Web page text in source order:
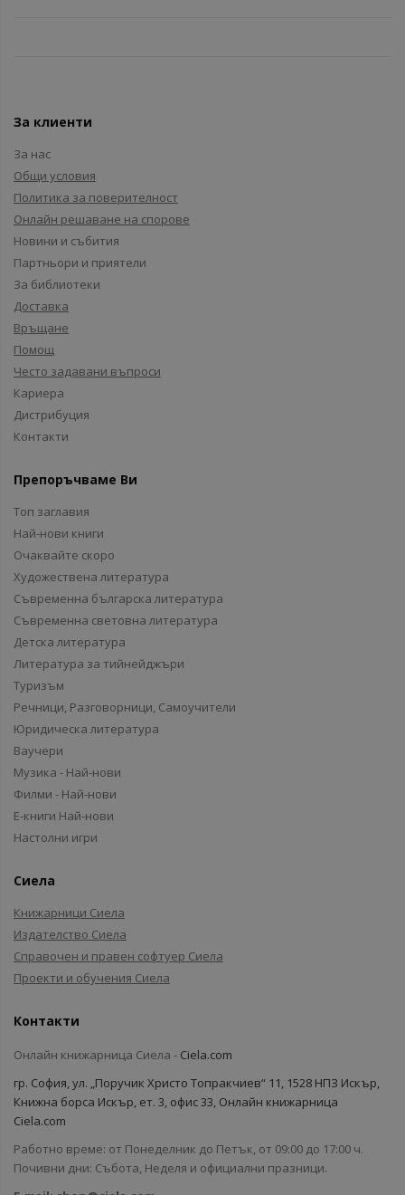
За клиенти
За нас
Общи условия
Политика за поверителност
Онлайн решаване на спорове
Новини и събития
Партньори и приятели
За библиотеки
Доставка
Връщане
Помощ
Често задавани въпроси
Кариера
Дистрибуция
Контакти
Препоръчваме Ви
Топ заглавия
Най-нови книги
Очаквайте скоро
Художествена литература
Съвременна българска литература
Съвременна световна литература
Детска литература
Литература за тийнейджъри
Туризъм
Речници, Разговорници, Самоучители
Юридическа литература
Ваучери
Музика - Най-нови
Филми - Най-нови
Е-книги Най-нови
Настолни игри
Сиела
Книжарници Сиела
Издателство Сиела
Справочен и правен софтуер Сиела
Проекти и обучения Сиела
Контакти
Онлайн книжарница Сиела - Ciela.com
гр. София, ул. „Поручик Христо Топракчиев“ 11, 1528 НПЗ Искър,
Книжна борса Искър, ет. 3, офис 33, Онлайн книжарница
Ciela.com
Работно време: от Понеделник до Петък, от 09:00 до 17:00 ч.
Почивни дни: Събота, Неделя и официални празници.